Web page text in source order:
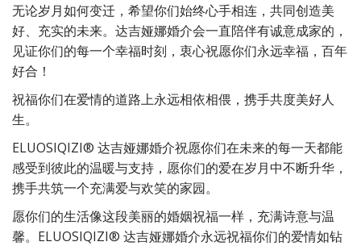
无论岁月如何变迁，希望你们始终心手相连，共同创造美
好、充实的未来。达吉娅娜婚介会一直陪伴有诚意成家的，
见证你们的每一个幸福时刻，衷心祝愿你们永远幸福，百年
好合！
祝福你们在爱情的道路上永远相依相偎，携手共度美好人
生。
ELUOSIQIZI® 达吉娅娜婚介祝愿你们在未来的每一天都能
感受到彼此的温暖与支持，愿你们的爱在岁月中不断升华，
携手共筑一个充满爱与欢笑的家园。
愿你们的生活像这段美丽的婚姻祝福一样，充满诗意与温
馨。ELUOSIQIZI® 达吉娅娜婚介永远祝福你们的爱情如钻